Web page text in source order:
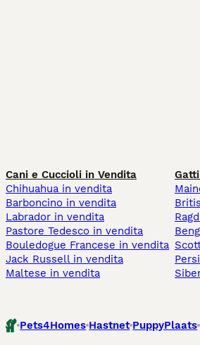
Cani e Cuccioli in Vendita
Chihuahua in vendita
Barboncino in vendita
Labrador in vendita
Pastore Tedesco in vendita
Bouledogue Francese in vendita
Jack Russell in vendita
Maltese in vendita
Pets4Homes Hastnet PuppyPlaats